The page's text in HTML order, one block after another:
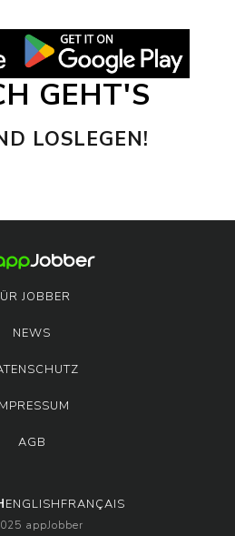
GEHT'S
LOSLEGEN!
JOBBER
NEWS
AGB
ENGLISHFRANÇAIS
appJobber